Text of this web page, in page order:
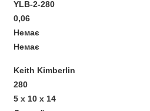
YLB-2-280
0,06
Немає
Немає
Keith Kimberlin
280
5 х 10 х 14